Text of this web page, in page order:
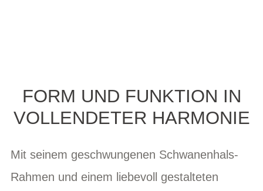
FORM UND FUNKTION IN
VOLLENDETER HARMONIE
Mit seinem geschwungenen Schwanenhals-
Rahmen und einem liebevoll gestalteten